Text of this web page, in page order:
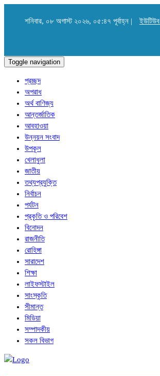
শনিবার, ০৮ অগাস্ট ২০২৬, ০৫:৪৭ পূর্বাহ্ন |
Toggle navigation
প্রচ্ছদ
অপরাধ
অর্থ বাণিজ্য
আন্তর্জাতিক
আবহাওয়া
উন্নয়ন সংবাদ
উপকূল
খেলাধুলা
জাতীয়
তথ্যপ্রযুক্তি
নির্বাচন
পর্যটন
প্রকৃতি ও পরিবেশ
বিনোদন
রাজনীতি
রোহিঙ্গা
সারাদেশ
শিক্ষা
লাইফস্টাইল
সাংস্কৃতি
সীমান্ত
মিডিয়া
সম্পাদকীয়
সকল বিভাগ